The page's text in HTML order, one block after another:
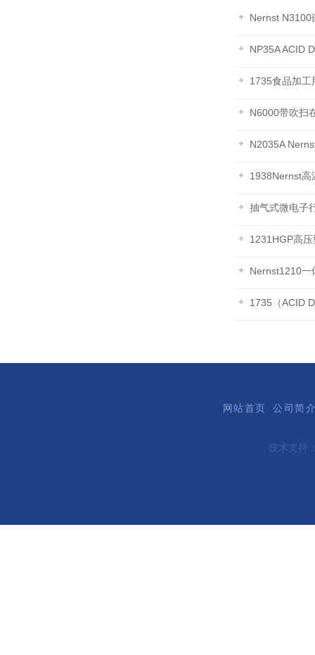
Nernst N3100
NP35A ACID
1735食品加工
N6000带吹扫
N2035A
1938Nernst高
抽气式微电子
1231HGP高
Nernst1210一
1735（ACID
网站首页 公司简
技术支持